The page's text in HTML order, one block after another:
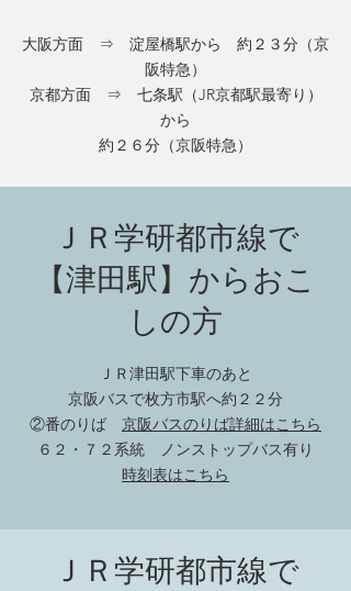
大阪方面 ⇒ 淀屋橋駅から 約２３分（京
阪特急）
京都方面 ⇒ 七条駅（JR京都駅最寄り）
から
約２６分（京阪特急）
ＪＲ学研都市線で
【津田駅】からおこ
しの方
ＪＲ津田駅下車のあと
京阪バスで枚方市駅へ約２２分
②番のりば 京阪バスのりば詳細はこちら
６２・７２系統 ノンストップバス有り
時刻表はこちら
ＪＲ学研都市線で